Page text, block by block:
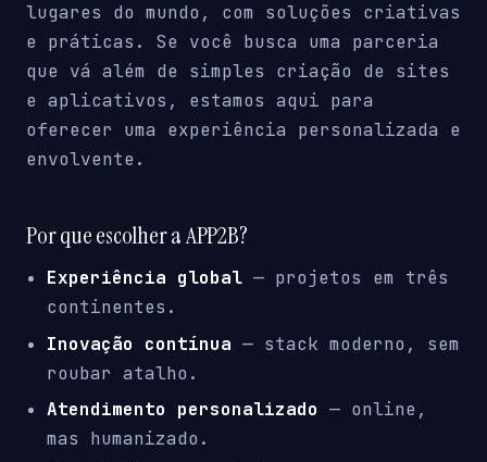
lugares do mundo, com soluções criativas
e práticas. Se você busca uma parceria
que vá além de simples criação de sites
e aplicativos, estamos aqui para
oferecer uma experiência personalizada e
envolvente.
Por que escolher a APP2B?
Experiência global — projetos em três
continentes.
Inovação contínua — stack moderno, sem
roubar atalho.
Atendimento personalizado — online,
mas humanizado.